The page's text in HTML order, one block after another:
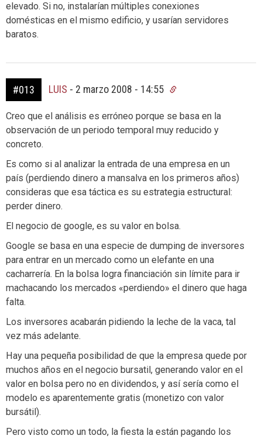
elevado. Si no, instalarían múltiples conexiones
domésticas en el mismo edificio, y usarían servidores
baratos.
#013 LUIS - 2 marzo 2008 - 14:55
Creo que el análisis es erróneo porque se basa en la
observación de un periodo temporal muy reducido y
concreto.
Es como si al analizar la entrada de una empresa en un
país (perdiendo dinero a mansalva en los primeros años)
consideras que esa táctica es su estrategia estructural:
perder dinero.
El negocio de google, es su valor en bolsa.
Google se basa en una especie de dumping de inversores
para entrar en un mercado como un elefante en una
cacharrería. En la bolsa logra financiación sin límite para ir
machacando los mercados «perdiendo» el dinero que haga
falta.
Los inversores acabarán pidiendo la leche de la vaca, tal
vez más adelante.
Hay una pequeña posibilidad de que la empresa quede por
muchos años en el negocio bursatil, generando valor en el
valor en bolsa pero no en dividendos, y así sería como el
modelo es aparentemente gratis (monetizo con valor
bursátil).
Pero visto como un todo, la fiesta la están pagando los